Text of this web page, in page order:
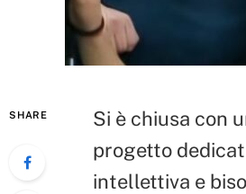
SHARE
Si è chiusa con
progetto
intellettiva e